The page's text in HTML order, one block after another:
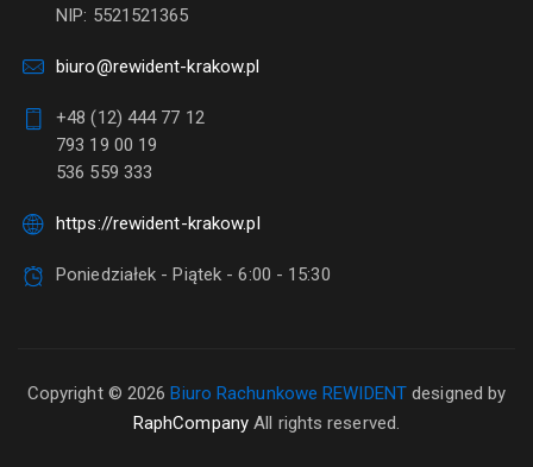
NIP: 5521521365
biuro@rewident-krakow.pl
+48 (12) 444 77 12
793 19 00 19
536 559 333
https://rewident-krakow.pl
Poniedziałek - Piątek - 6:00 - 15:30
Copyright © 2026Biuro Rachunkowe REWIDENT designed by
RaphCompany All rights reserved.